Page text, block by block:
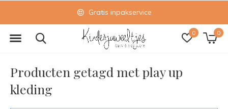
0 0
Gratis inpakservice
Producten getagd met play up
kleding